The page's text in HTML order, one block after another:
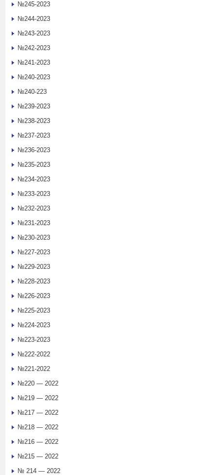
№245-2023
№244-2023
№243-2023
№242-2023
№241-2023
№240-2023
№240-223
№239-2023
№238-2023
№237-2023
№236-2023
№235-2023
№234-2023
№233-2023
№232-2023
№231-2023
№230-2023
№227-2023
№229-2023
№228-2023
№226-2023
№225-2023
№224-2023
№223-2023
№222-2022
№221-2022
№220 — 2022
№219 — 2022
№217 — 2022
№218 — 2022
№216 — 2022
№215 — 2022
№ 214 — 2022